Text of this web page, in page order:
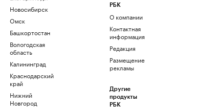
Новосибирск
Омск
Башкортостан
Вологодская
область
Калининград
Краснодарский
край
Нижний
Новгород
РБК
О компании
Контактная
информация
Редакция
Размещение
рекламы
Другие
продукты
РБК